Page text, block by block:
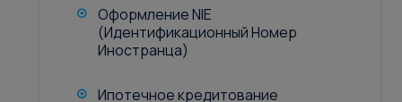
Оформление NIE
(Идентификационный Номер
Иностранца)
Ипотечное кредитование